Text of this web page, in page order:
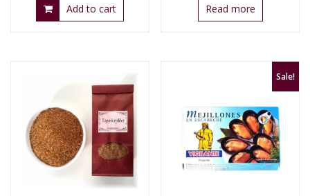
Add to cart Read more
Sale!